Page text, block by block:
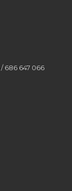
686 647 066